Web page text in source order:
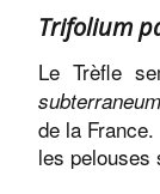
Trifolium
Le Trèfle
subterraneum
de la
les pelouses